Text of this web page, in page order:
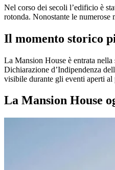
Nel corso dei secoli l’edificio è
rotonda. Nonostante le numerose
Il momento storico
La Mansion House è entrata nella
Dichiarazione d’Indipendenza
visibile durante gli eventi aperti al
La Mansion House